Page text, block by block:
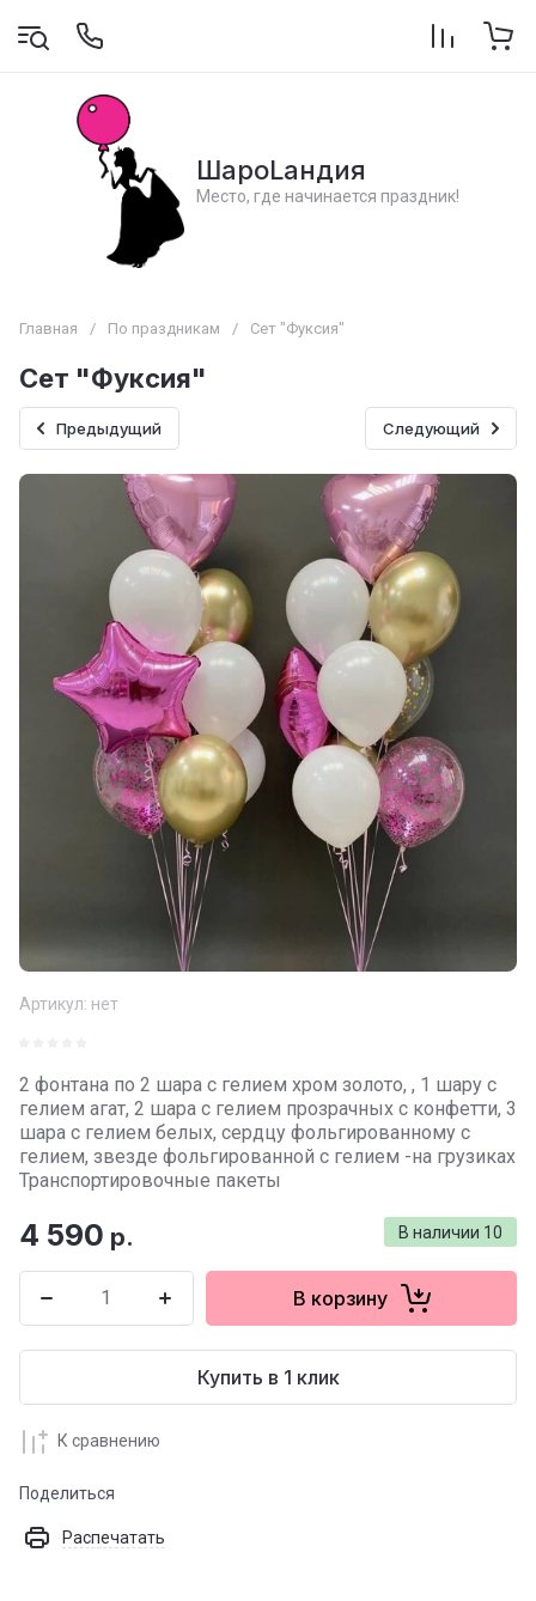
ШароLандия
Место, где начинается праздник!
Главная / По праздникам / Сет "Фуксия"
Сет "Фуксия"
Предыдущий Следующий
Артикул: нет
2 фонтана по 2 шара с гелием хром золото, , 1 шару с
гелием агат, 2 шара с гелием прозрачных с конфетти, 3
шара с гелием белых, сердцу фольгированному с
гелием, звезде фольгированной с гелием -на грузиках
Транспортировочные пакеты
В наличии 10
4 590 р.
В корзину
Купить в 1 клик
К сравнению
Поделиться
Распечатать